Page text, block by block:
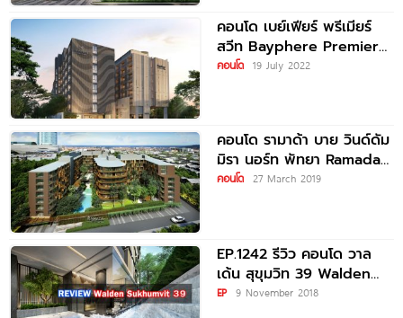
คอนโด เบย์เฟียร์ พรีเมียร์
สวีท Bayphere Premier
Suites ติดชายหาดส่วนตัวใน
คอนโด 19 July 2022
คอนโด รามาด้า บาย วินด์ดัม
มิรา นอร์ท พัทยา Ramada
By Wyndham
คอนโด 27 March 2019
EP.1242 รีวิว คอนโด วาล
เด้น สุขุมวิท 39 Walden
Sukhumvit 39 ใกล้
EP 9 November 2018